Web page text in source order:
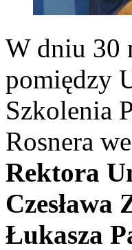
W dniu 30
pomiędzy
Szkolenia
Rosnera
Rektora
Czesława
Łukasza